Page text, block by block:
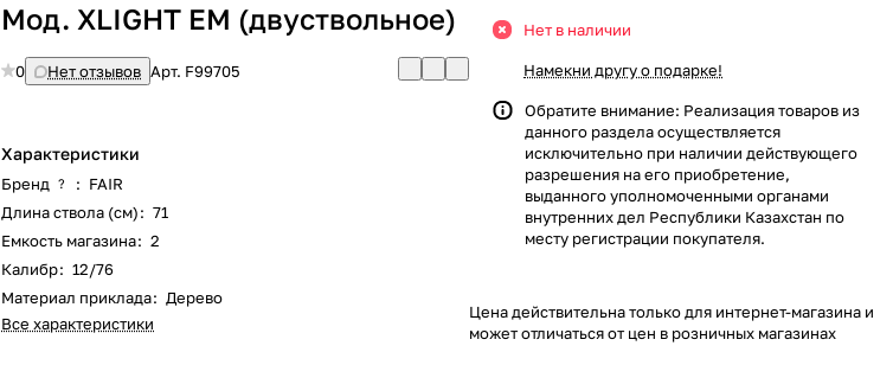
Moд. XLIGHT EM (двуствольное)
0 Нет отзывов Арт. F99705
Характеристики
Бренд ? : FAIR
Длина ствола (см): 71
Емкость магазина: 2
Калибр: 12/76
Материал приклада: Дерево
Все характеристики
Нет в наличии
Намекни другу о подарке!
Обратите внимание: Реализация товаров из
данного раздела осуществляется
исключительно при наличии действующего
разрешения на его приобретение,
выданного уполномоченными органами
внутренних дел Республики Казахстан по
месту регистрации покупателя.
Цена действительна только для интернет-магазина и
может отличаться от цен в розничных магазинах